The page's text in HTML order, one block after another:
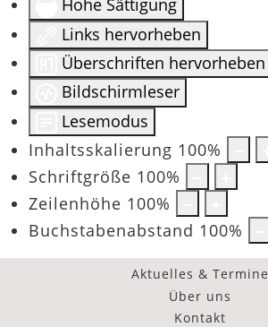
Hohe Sättigung
Links hervorheben
Überschriften hervorheben
Bildschirmleser
Lesemodus
Inhaltsskalierung 100%
Schriftgröße 100%
Zeilenhöhe 100%
Buchstabenabstand 100%
Aktuelles & Termine
Über uns
Kontakt